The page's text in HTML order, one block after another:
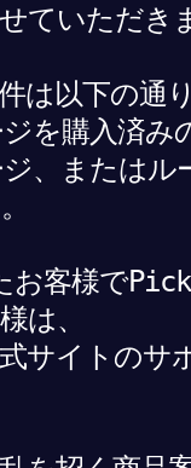
ていただき
は以下の通
を購入済み
、またはル
お客様で
は、
サイトのサ